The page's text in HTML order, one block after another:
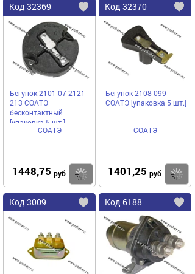
Код 32369
Добавить
избранное
Бегунок 2101-07 2121
213 СОАТЭ
бесконтактный
[упаковка 5 шт.]
СОАТЭ
1448,75 руб Купить
Код 32370
Бегунок 2108-099
СОАТЭ [упаковка 5 шт.]
СОАТЭ
1401,25 руб
Код 3009
Добавить
избранное
Код 6188